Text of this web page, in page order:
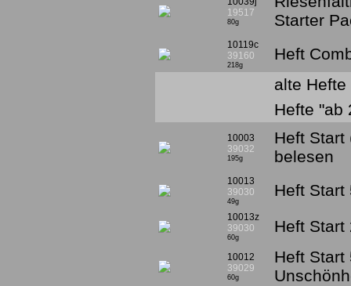
19517
80g
Starter
10119c
39160
218g
Heft
alte Hefte
Hefte "ab
10003
39032
195g
Heft Start
belesen
10013
39030
49g
Heft Start
10013z
39030
60g
Heft Start
10012
39029
60g
Heft Start